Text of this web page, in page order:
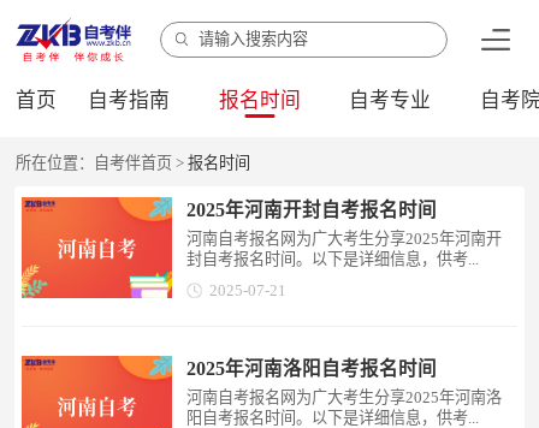
首页 自考指南 报名时间 自考专业 自考
所在位置： 自考伴首页 >报名时间
2025年河南开封自考报名时间
河南自考报名网为广大考生分享2025年河南开
封自考报名时间。以下是详细信息，供考...
2025-07-21
2025年河南洛阳自考报名时间
河南自考报名网为广大考生分享2025年河南洛
阳自考报名时间。以下是详细信息，供考...